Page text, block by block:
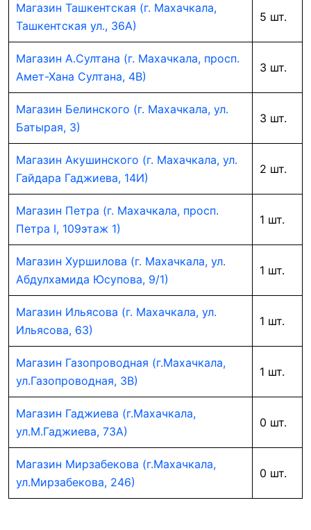
Магазин Ташкентская (г. Махачкала,
Ташкентская ул., 36А)
5 шт.
Магазин А.Султана (г. Махачкала, просп.
Амет-Хана Султана, 4В)
3 шт.
Магазин Белинского (г. Махачкала, ул.
Батырая, 3)
3 шт.
Магазин Акушинского (г. Махачкала, ул.
Гайдара Гаджиева, 14И)
2 шт.
Магазин Петра (г. Махачкала, просп.
Петра I, 109этаж 1)
1 шт.
Магазин Хуршилова (г. Махачкала, ул.
Абдулхамида Юсупова, 9/1)
1 шт.
Магазин Ильясова (г. Махачкала, ул.
Ильясова, 63)
1 шт.
Магазин Газопроводная (г.Махачкала,
ул.Газопроводная, 3В)
1 шт.
Магазин Гаджиева (г.Махачкала,
ул.М.Гаджиева, 73А)
0 шт.
Магазин Мирзабекова (г.Махачкала,
ул.Мирзабекова, 246)
0 шт.